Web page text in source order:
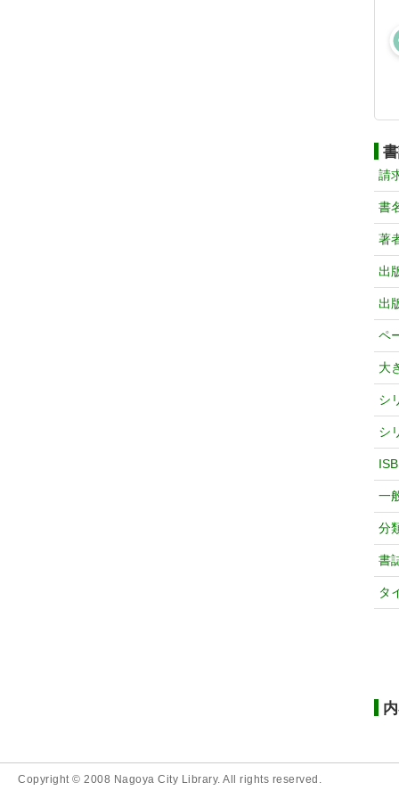
請
書
著
出
出
ペ
大
シ
シ
一
分
書
タ
Copyright © 2008 Nagoya City Library. All rights reserved.